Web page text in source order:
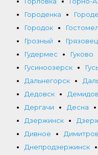
Городенка
Городок
Грозный
Грязовец
Гудермес
Гуково
Гусиноозерск
Дальнегорск
Дедовск
Дергачи
Десна
Дзержинск
Дивное
Димитров
Днепродзержинск